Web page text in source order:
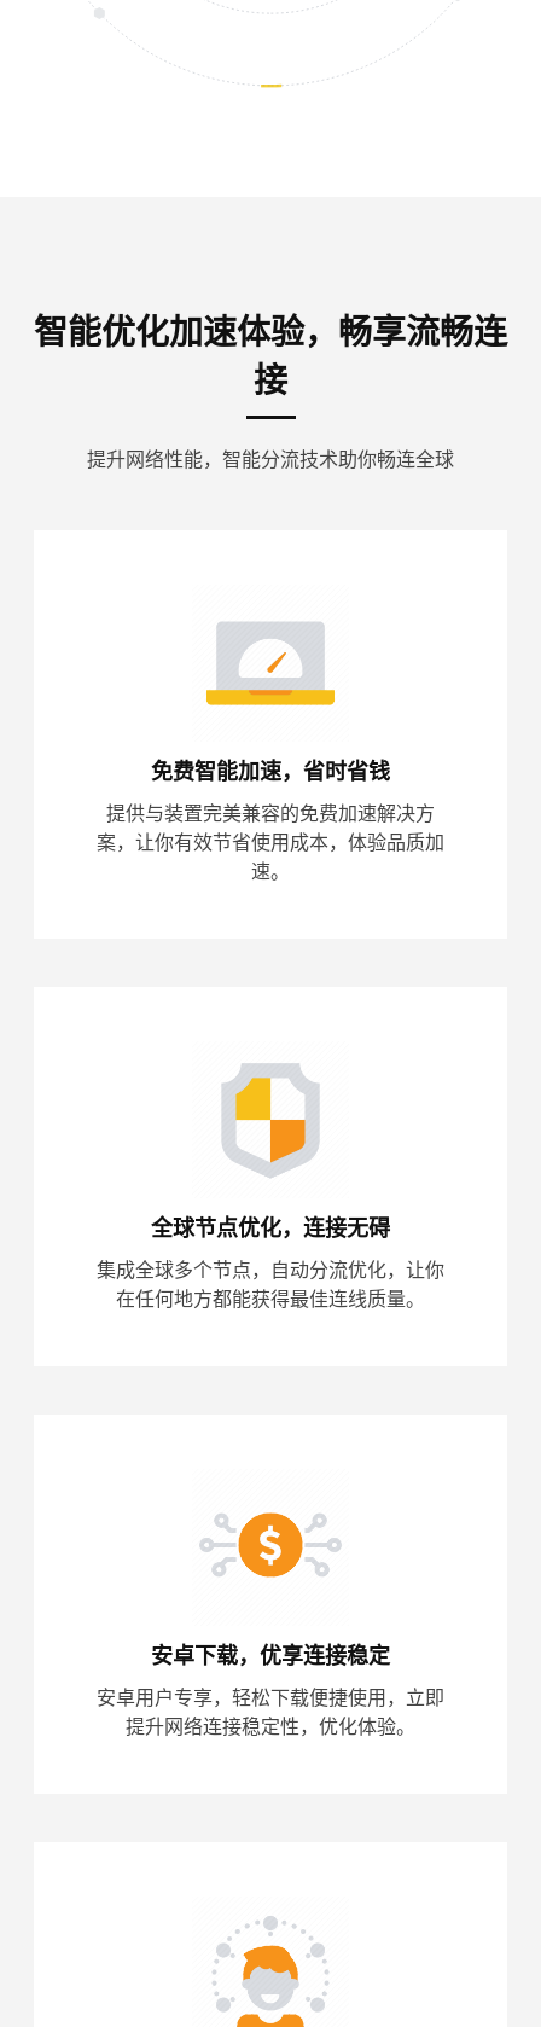
智能优化加速体验，畅享流畅连
接
提升网络性能，智能分流技术助你畅连全球
免费智能加速，省时省钱
提供与装置完美兼容的免费加速解决方
案，让你有效节省使用成本，体验品质加
速。
全球节点优化，连接无碍
集成全球多个节点，自动分流优化，让你
在任何地方都能获得最佳连线质量。
安卓下载，优享连接稳定
安卓用户专享，轻松下载便捷使用，立即
提升网络连接稳定性，优化体验。